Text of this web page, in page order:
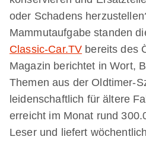
oder Schadens
Mammutaufgabe standen
Classic-Car.TV bereits des
Magazin berichtet in Wort,
Themen aus der Oldtimer-
leidenschaftlich für ältere
erreicht im Monat rund
Leser und liefert